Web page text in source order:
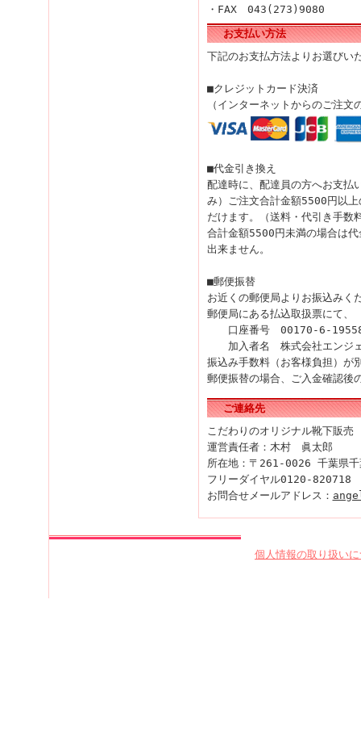
・FAX 043(273)9080
お支払い方法
下記のお支払方法よりお選びい
■クレジットカード決済
（インターネットからのご注文
■代金引き換え
配達時に、配達員の方へお支払
み）ご注文合計金額5500円以
だけます。（送料・代引き手数
合計金額5500円未満の場合は
出来ません。
■郵便振替
お近くの郵便局よりお振込みく
郵便局にある払込取扱票にて、
口座番号 00170-6-
加入者名 株式会社エンジ
振込み手数料（お客様負担）が
郵便振替の場合、ご入金確認後
ご連絡先
こだわりのオリジナル靴下販
運営責任者：木村 眞太郎
所在地：〒261-0026 千葉県
フリーダイヤル
お問合せメールアドレス：
個人情報の取り扱い